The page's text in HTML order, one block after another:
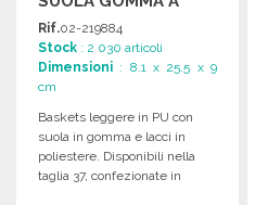
PREZZI
ALL'INGROSSO
Rif.02-219884
Stock : 2 030 articoli
Dimensioni : 8.1 x 25.5 x 9
cm
Baskets leggere in PU con
suola in gomma e lacci in
poliestere. Disponibili nella
taglia 37, confezionate in